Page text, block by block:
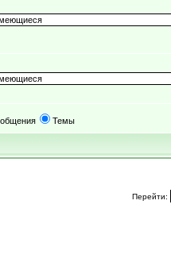
Темы
Перейти: